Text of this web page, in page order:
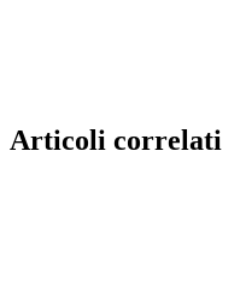
Articoli correlati